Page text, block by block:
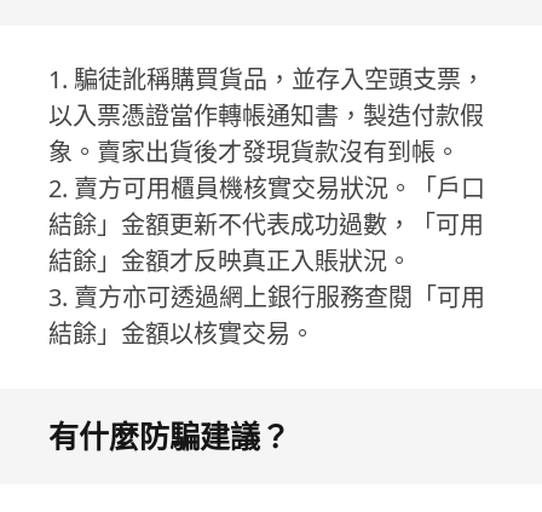
1. 騙徒訛稱購買貨品，並存入空頭支票，
以入票憑證當作轉帳通知書，製造付款假
象。賣家出貨後才發現貨款沒有到帳。
2. 賣方可用櫃員機核實交易狀況。「戶口
結餘」金額更新不代表成功過數，「可用
結餘」金額才反映真正入賬狀況。
3. 賣方亦可透過網上銀行服務查閱「可用
結餘」金額以核實交易。
有什麼防騙建議？